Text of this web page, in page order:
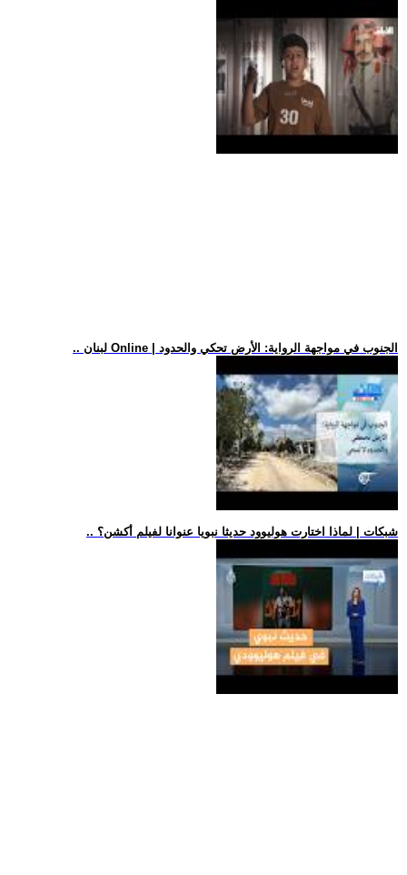
.. لبنان Online | الجنوب في مواجهة الرواية: الأرض تحكي والحدود
.. شبكات | لماذا اختارت هوليوود حديثا نبويا عنوانا لفيلم أكشن؟